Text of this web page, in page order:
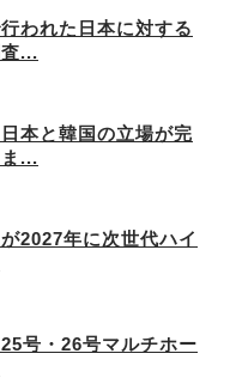
われた日本に対する
...
本と韓国の立場が完
...
2027年に次世代ハイ
号・26号マルチホー